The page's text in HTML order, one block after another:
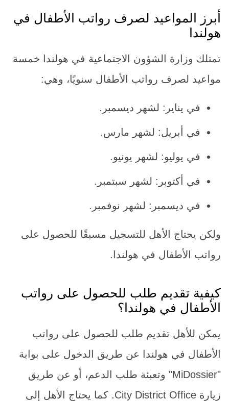
أبرز المواعيد لصرف رواتب الأطفال في
هولندا
تمتلك وزارة الشؤون الاجتماعية في هولندا خمسة
مواعيد لصرف رواتب الأطفال سنويًا، وهي:
في يناير: لشهر ديسمبر.
في أبريل: لشهر مارس.
في يوليو: لشهر يونيو.
في أكتوبر: لشهر سبتمبر.
في ديسمبر: لشهر نوفمبر.
ولكن يحتاج الأهل للتسجيل مسبقًا للحصول على
رواتب الأطفال في هولندا.
كيفية تقديم طلب للحصول على رواتب
الأطفال في هولندا؟
يمكن للأهل تقديم طلب للحصول على رواتب
الأطفال في هولندا عن طريق الدخول على بوابة
"MiDossier" وتعبئة طلب الدعم، أو عن طريق
زيارة City District Office. كما يحتاج الأهل إلى